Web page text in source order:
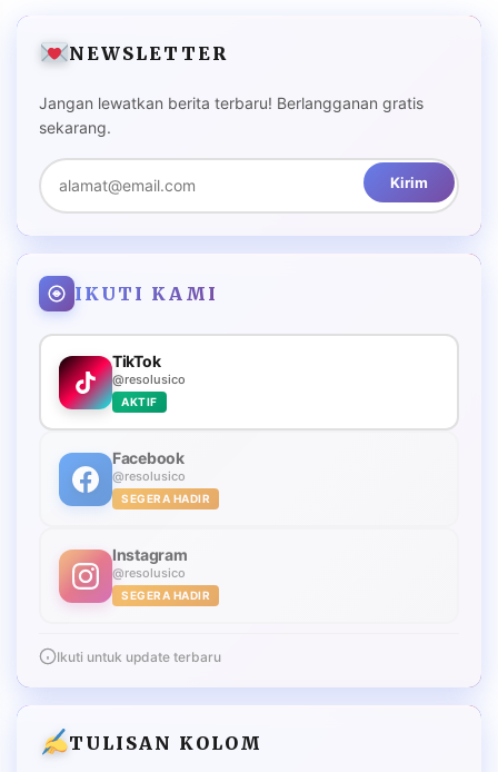
NEWSLETTER
Jangan lewatkan berita terbaru! Berlangganan gratis
sekarang.
Kirim
IKUTI KAMI
TikTok
@resolusico
AKTIF
Facebook
@resolusico
SEGERA HADIR
Instagram
@resolusico
SEGERA HADIR
Ikuti untuk update terbaru
TULISAN KOLOM